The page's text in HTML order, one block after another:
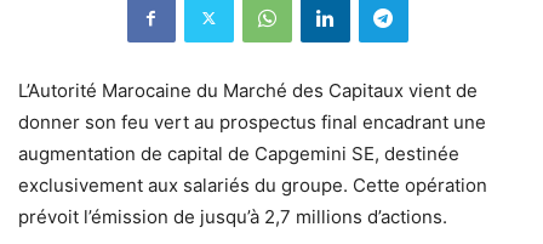
L’Autorité Marocaine du Marché des Capitaux vient de
donner son feu vert au prospectus final encadrant une
augmentation de capital de Capgemini SE, destinée
exclusivement aux salariés du groupe. Cette opération
prévoit l’émission de jusqu’à 2,7 millions d’actions.